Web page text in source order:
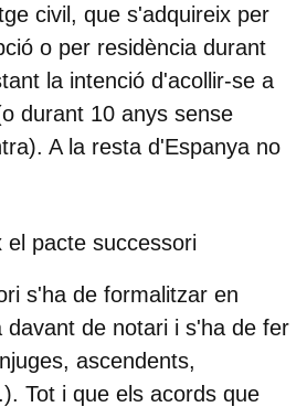
civil, que s'adquireix per
o per residència durant
la intenció d'acollir-se a
durant 10 anys sense
A la resta d'Espanya no
el pacte successori
s'ha de formalitzar en
davant de notari i s'ha de fer
ascendents,
Tot i que els acords que